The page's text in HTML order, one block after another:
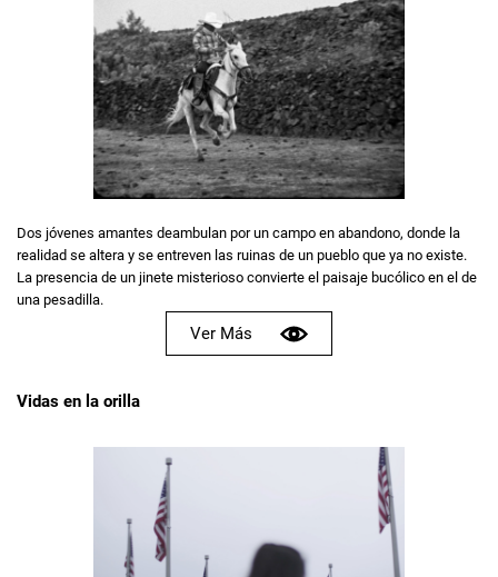
Dos jóvenes amantes deambulan por un campo en abandono, donde la
realidad se altera y se entreven las ruinas de un pueblo que ya no existe.
La presencia de un jinete misterioso convierte el paisaje bucólico en el de
una pesadilla.
Ver Más
Vidas en la orilla